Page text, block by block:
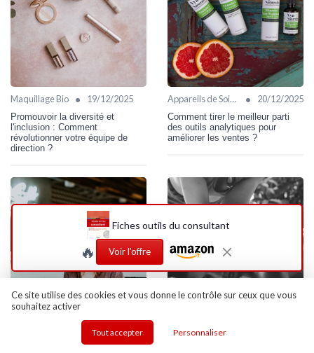
Maquillage Bio • 19/12/2025
Promouvoir la diversité et
l'inclusion : Comment
révolutionner votre équipe de
direction ?
Appareils de Soin Visage • 20/12/2025
Comment tirer le meilleur parti
des outils analytiques pour
améliorer les ventes ?
08/10/2025
Réussir son injection digitale :
Fiches outils du consultant
🔥 Voir l'offre
Ce site utilise des cookies et vous donne le contrôle sur ceux que vous
souhaitez activer
Tout accepter Personnaliser